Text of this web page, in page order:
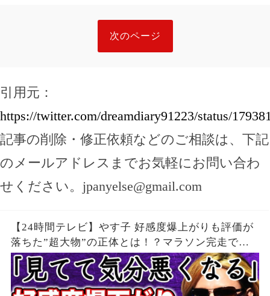
次のページ
引用元：
https://twitter.com/dreamdiary91223/status/
記事の削除・修正依頼などのご相談は、下記
のメールアドレスまでお気軽にお問い合わ
せください。 jpanyelse@gmail.com
【24時間テレビ】やす子 好感度爆上がりも評価が
落ちた”超大物”の正体とは！？マラソン完走で
も”ギャラ問題”再燃で24時間テレビは「無意味」
と批判殺到の真相が…